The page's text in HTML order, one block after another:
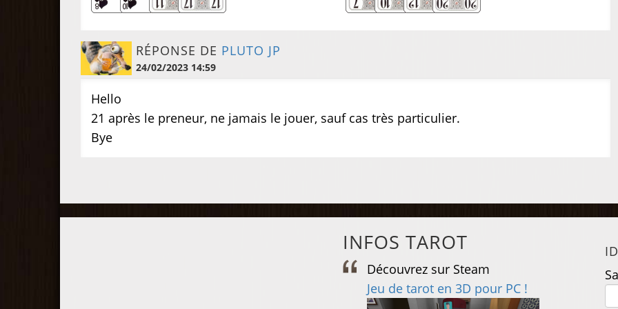
RÉPONSE DE PLUTO JP
24/02/2023 14:59
Hello
21 après le preneur, ne jamais le jouer, sauf cas très particulier.
Bye
INFOS TAROT
Découvrez sur Steam
Jeu de tarot en 3D pour PC !